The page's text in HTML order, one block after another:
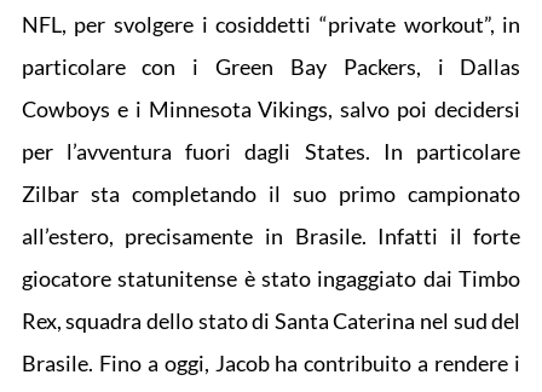
NFL, per svolgere i cosiddetti “private workout”, in
particolare con i Green Bay Packers, i Dallas
Cowboys e i Minnesota Vikings, salvo poi decidersi
per l’avventura fuori dagli States. In particolare
Zilbar sta completando il suo primo campionato
all’estero, precisamente in Brasile. Infatti il forte
giocatore statunitense è stato ingaggiato dai Timbo
Rex, squadra dello stato di Santa Caterina nel sud del
Brasile. Fino a oggi, Jacob ha contribuito a rendere i